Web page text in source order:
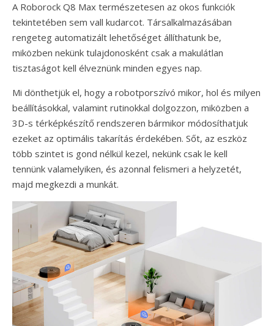
A Roborock Q8 Max természetesen az okos funkciók
tekintetében sem vall kudarcot. Társalkalmazásában
rengeteg automatizált lehetőséget állíthatunk be,
miközben nekünk tulajdonosként csak a makulátlan
tisztaságot kell élveznünk minden egyes nap.
Mi dönthetjük el, hogy a robotporszívó mikor, hol és milyen
beállításokkal, valamint rutinokkal dolgozzon, miközben a
3D-s térképkészítő rendszeren bármikor módosíthatjuk
ezeket az optimális takarítás érdekében. Sőt, az eszköz
több szintet is gond nélkül kezel, nekünk csak le kell
tennünk valamelyiken, és azonnal felismeri a helyzetét,
majd megkezdi a munkát.